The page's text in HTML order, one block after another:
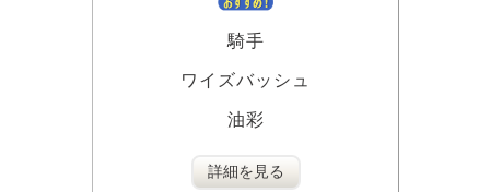
騎手
ワイズバッシュ
油彩
詳細を見る